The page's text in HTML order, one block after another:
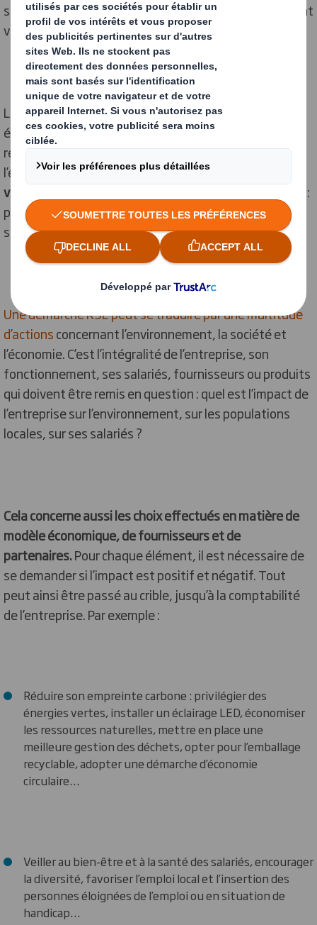
société et de protéger l’environnement, tout en restant
viable économiquement.
Les entreprises doivent donc parvenir à trouver un
équilibre entre leurs impératifs économiques, leur
recherche de profit et la protection de
l’environnement.Il s’agit d’un engagement
volontaire
qui peut être pris par toutes les entreprises :
peu importe leur taille, leur chiffre d’affaires ou leur
secteur d’activité.
Une démarche RSE peut se traduire par une multitude
d’actionsconcernant l’environnement, la société et
l’économie. C’est l’intégralité de l’entreprise, son
fonctionnement, ses salariés, fournisseurs ou produits
qui doivent être remis en question : quel est l’impact de
l’entreprise sur l’environnement, sur les populations
locales, sur ses salariés ?
Cela concerne aussi les choix effectués en matière de
modèle économique, de fournisseurs et de
partenaires.Pour chaque élément, il est nécessaire de
se demander si l’impact est positif et négatif. Tout
peut ainsi être passé au crible, jusqu’à la comptabilité
de l’entreprise. Par exemple :
Réduire son empreinte carbone : privilégier des
énergies vertes, installer un éclairage LED, économiser
les ressources naturelles, mettre en place une
meilleure gestion des déchets, opter pour l’emballage
recyclable, adopter une démarche d’économie
circulaire…
Veiller au bien-être et à la santé des salariés, encourager
la diversité, favoriser l’emploi local et l’insertion des
personnes éloignées de l’emploi ou en situation de
handicap…